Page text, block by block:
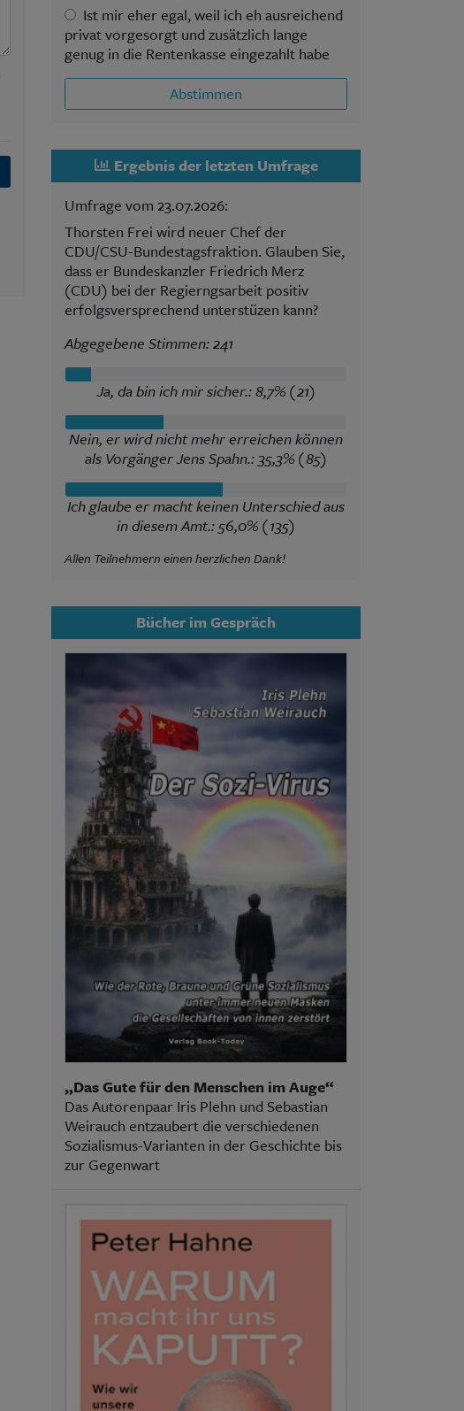
Ist mir eher egal, weil ich eh ausreichend
privat vorgesorgt und zusätzlich lange
genug in die Rentenkasse eingezahlt habe
Abstimmen
Ergebnis der letzten Umfrage
Umfrage vom 23.07.2026:
Thorsten Frei wird neuer Chef der
CDU/CSU-Bundestagsfraktion. Glauben Sie,
dass er Bundeskanzler Friedrich Merz
(CDU) bei der Regierngsarbeit positiv
erfolgsversprechend unterstüzen kann?
Abgegebene Stimmen: 241
Ja, da bin ich mir sicher.: 8,7% (21)
Nein, er wird nicht mehr erreichen können
als Vorgänger Jens Spahn.: 35,3% (85)
Ich glaube er macht keinen Unterschied aus
in diesem Amt.: 56,0% (135)
Allen Teilnehmern einen herzlichen Dank!
Bücher im Gespräch
„Das Gute für den Menschen im Auge“
Das Autorenpaar Iris Plehn und Sebastian
Weirauch entzaubert die verschiedenen
Sozialismus-Varianten in der Geschichte bis
zur Gegenwart